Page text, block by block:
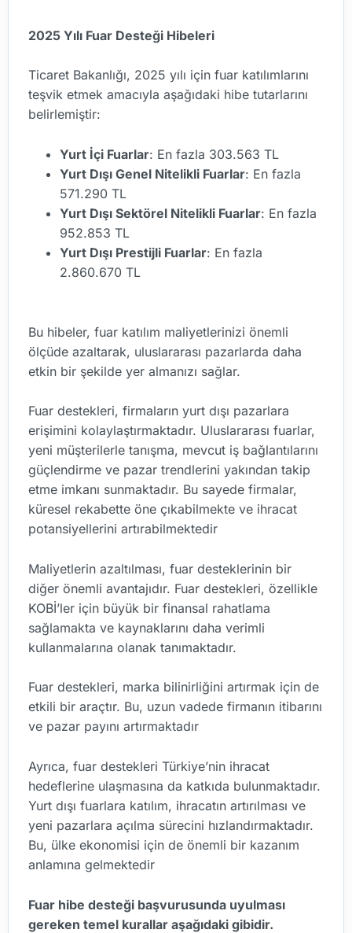
2025 Yılı Fuar Desteği Hibeleri
Ticaret Bakanlığı, 2025 yılı için fuar katılımlarını
teşvik etmek amacıyla aşağıdaki hibe tutarlarını
belirlemiştir:
Yurt İçi Fuarlar: En fazla 303.563 TL
Yurt Dışı Genel Nitelikli Fuarlar: En fazla
571.290 TL
Yurt Dışı Sektörel Nitelikli Fuarlar: En fazla
952.853 TL
Yurt Dışı Prestijli Fuarlar: En fazla
2.860.670 TL
Bu hibeler, fuar katılım maliyetlerinizi önemli
ölçüde azaltarak, uluslararası pazarlarda daha
etkin bir şekilde yer almanızı sağlar.
Fuar destekleri, firmaların yurt dışı pazarlara
erişimini kolaylaştırmaktadır. Uluslararası fuarlar,
yeni müşterilerle tanışma, mevcut iş bağlantılarını
güçlendirme ve pazar trendlerini yakından takip
etme imkanı sunmaktadır. Bu sayede firmalar,
küresel rekabette öne çıkabilmekte ve ihracat
potansiyellerini artırabilmektedir
Maliyetlerin azaltılması, fuar desteklerinin bir
diğer önemli avantajıdır. Fuar destekleri, özellikle
KOBİ’ler için büyük bir finansal rahatlama
sağlamakta ve kaynaklarını daha verimli
kullanmalarına olanak tanımaktadır.
Fuar destekleri, marka bilinirliğini artırmak için de
etkili bir araçtır. Bu, uzun vadede firmanın itibarını
ve pazar payını artırmaktadır
Ayrıca, fuar destekleri Türkiye’nin ihracat
hedeflerine ulaşmasına da katkıda bulunmaktadır.
Yurt dışı fuarlara katılım, ihracatın artırılması ve
yeni pazarlara açılma sürecini hızlandırmaktadır.
Bu, ülke ekonomisi için de önemli bir kazanım
anlamına gelmektedir
Fuar hibe desteği başvurusunda uyulması
gereken temel kurallar aşağıdaki gibidir.